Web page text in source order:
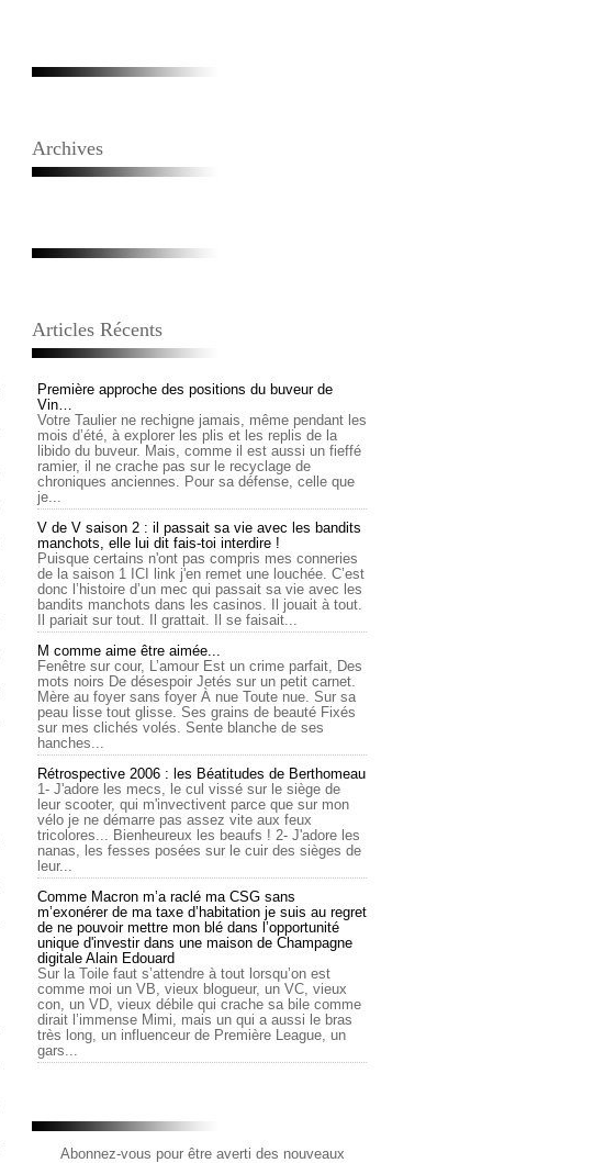
Archives
Articles Récents
Première approche des positions du buveur de
Vin…
Votre Taulier ne rechigne jamais, même pendant les
mois d’été, à explorer les plis et les replis de la
libido du buveur. Mais, comme il est aussi un fieffé
ramier, il ne crache pas sur le recyclage de
chroniques anciennes. Pour sa défense, celle que
je...
V de V saison 2 : il passait sa vie avec les bandits
manchots, elle lui dit fais-toi interdire !
Puisque certains n'ont pas compris mes conneries
de la saison 1 ICI link j'en remet une louchée. C’est
donc l’histoire d’un mec qui passait sa vie avec les
bandits manchots dans les casinos. Il jouait à tout.
Il pariait sur tout. Il grattait. Il se faisait...
M comme aime être aimée...
Fenêtre sur cour, L’amour Est un crime parfait, Des
mots noirs De désespoir Jetés sur un petit carnet.
Mère au foyer sans foyer À nue Toute nue. Sur sa
peau lisse tout glisse. Ses grains de beauté Fixés
sur mes clichés volés. Sente blanche de ses
hanches...
Rétrospective 2006 : les Béatitudes de Berthomeau
1- J'adore les mecs, le cul vissé sur le siège de
leur scooter, qui m'invectivent parce que sur mon
vélo je ne démarre pas assez vite aux feux
tricolores... Bienheureux les beaufs ! 2- J'adore les
nanas, les fesses posées sur le cuir des sièges de
leur...
Comme Macron m’a raclé ma CSG sans
m’exonérer de ma taxe d’habitation je suis au regret
de ne pouvoir mettre mon blé dans l’opportunité
unique d'investir dans une maison de Champagne
digitale Alain Edouard
Sur la Toile faut s’attendre à tout lorsqu’on est
comme moi un VB, vieux blogueur, un VC, vieux
con, un VD, vieux débile qui crache sa bile comme
dirait l’immense Mimi, mais un qui a aussi le bras
très long, un influenceur de Première League, un
gars...
Abonnez-vous pour être averti des nouveaux